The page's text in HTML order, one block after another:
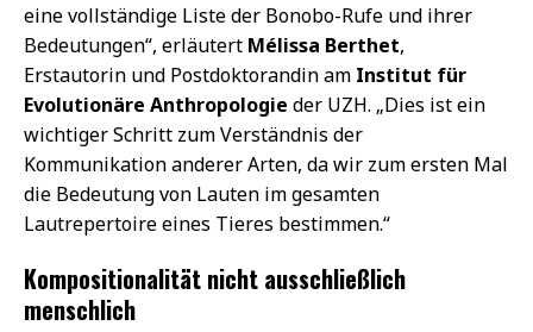
eine vollständige Liste der Bonobo-Rufe und ihrer
Bedeutungen“, erläutert Mélissa Berthet,
Erstautorin und Postdoktorandin am Institut für
Evolutionäre Anthropologie der UZH. „Dies ist ein
wichtiger Schritt zum Verständnis der
Kommunikation anderer Arten, da wir zum ersten Mal
die Bedeutung von Lauten im gesamten
Lautrepertoire eines Tieres bestimmen.“
Kompositionalität nicht ausschließlich
menschlich